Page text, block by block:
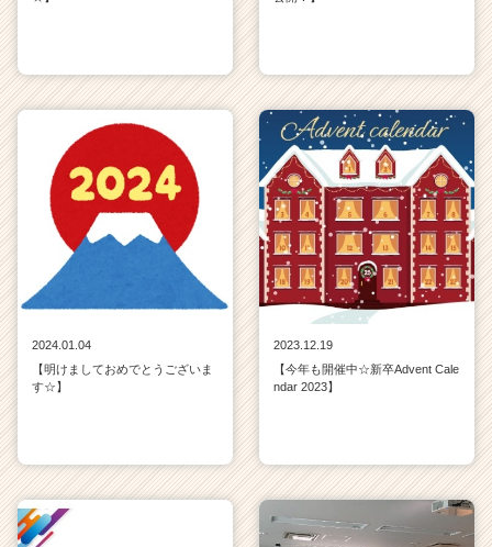
2024.01.04
【明けましておめでとうございま
す☆】
2023.12.19
【今年も開催中☆新卒Advent Cale
ndar 2023】